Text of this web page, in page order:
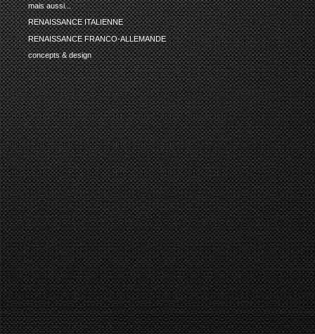
mais aussi...
RENAISSANCE ITALIENNE
RENAISSANCE FRANCO-ALLEMANDE
concepts & design